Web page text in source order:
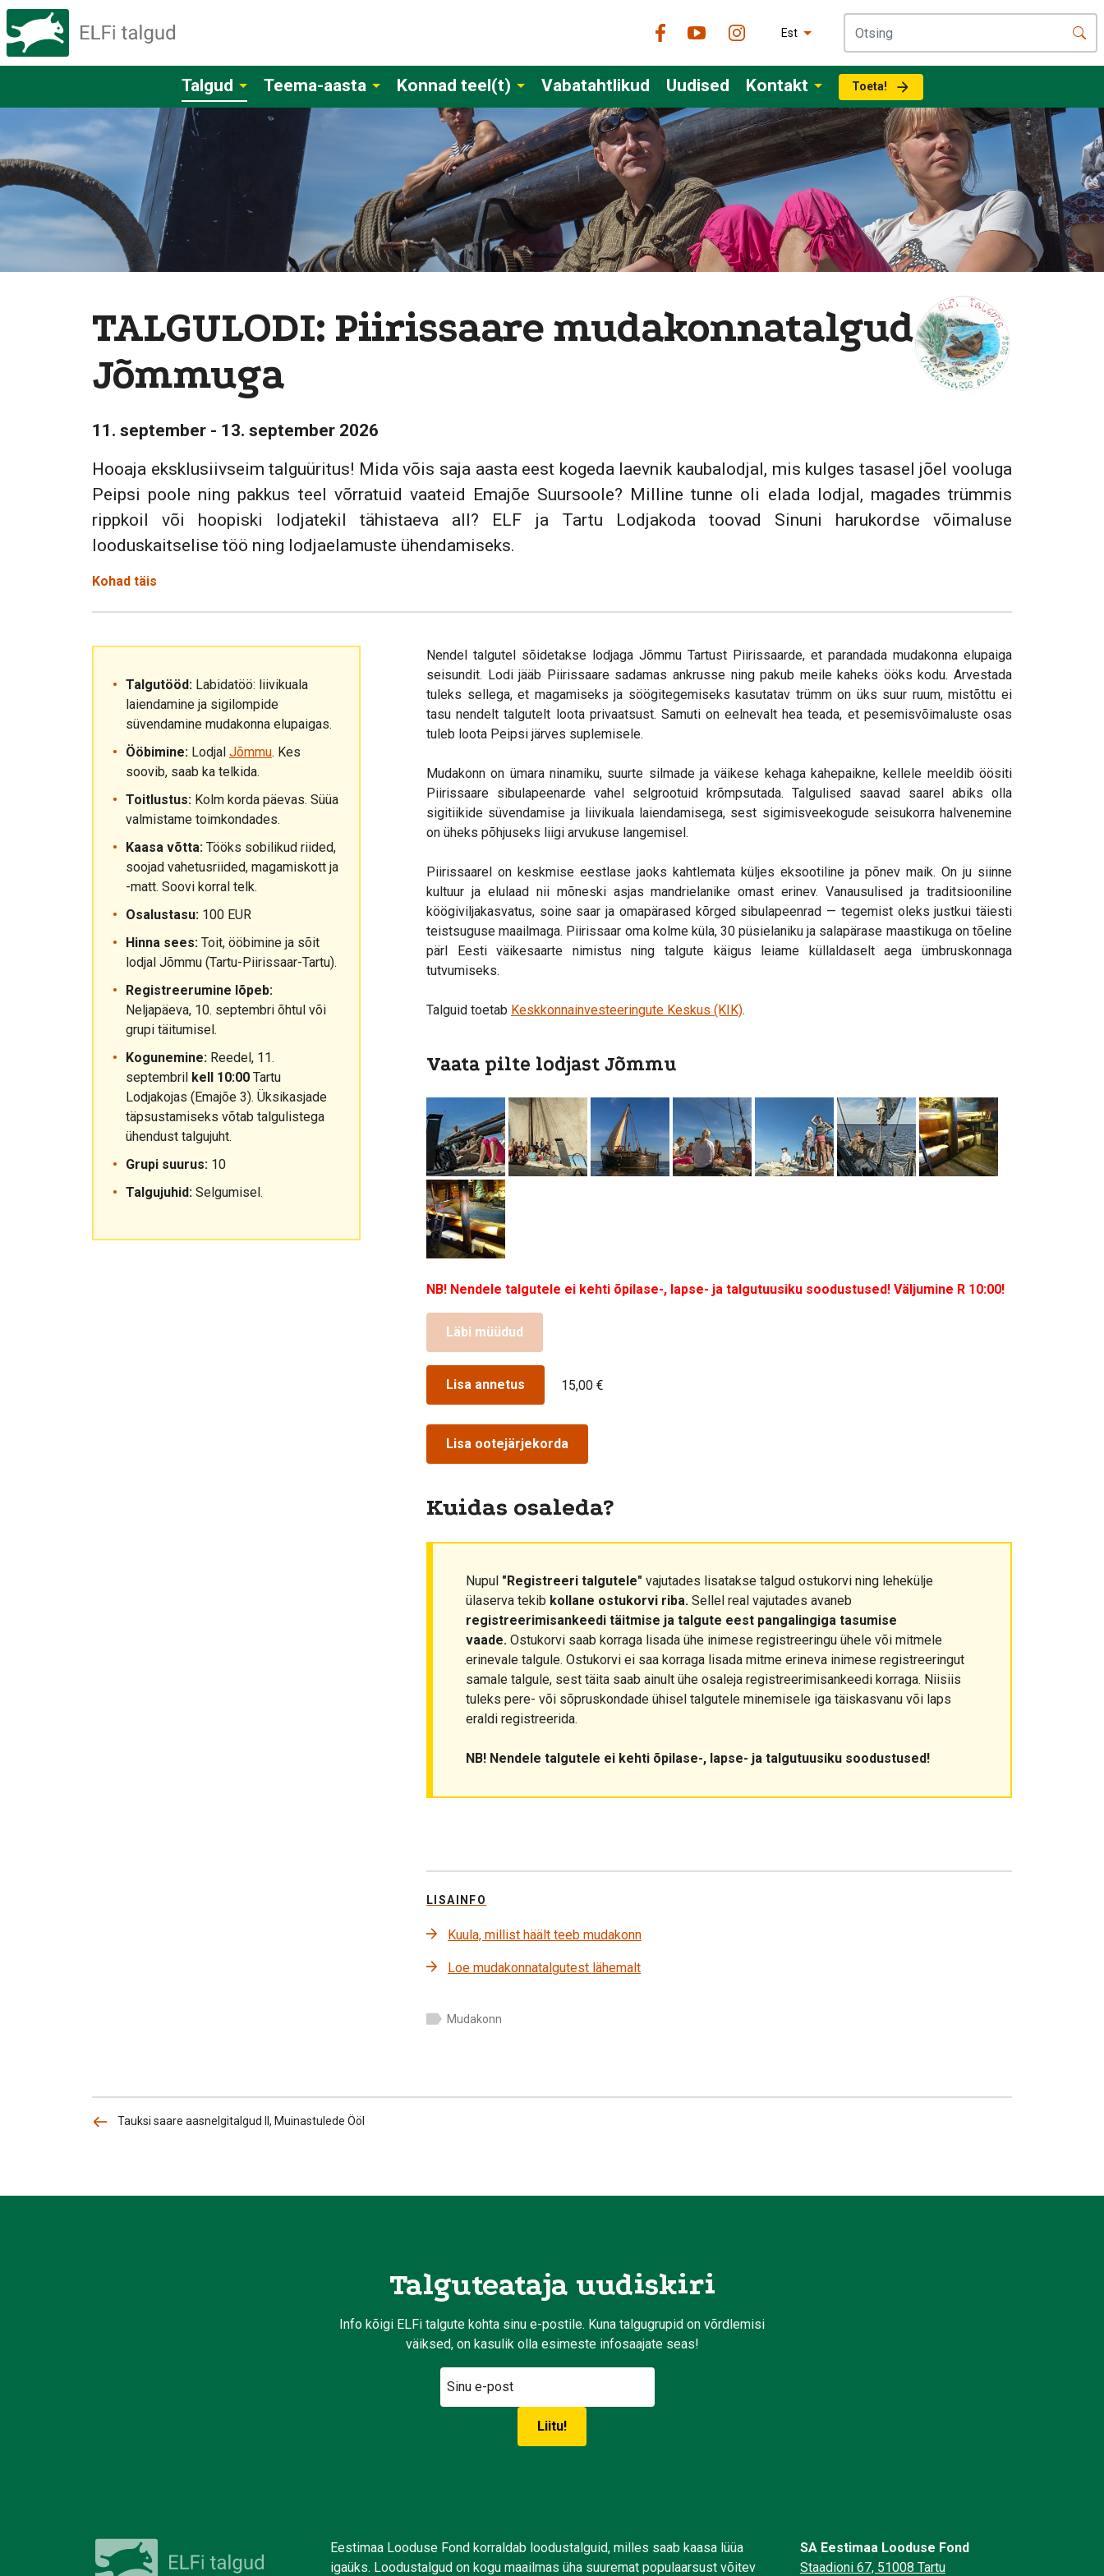
Est
Talgud Teema-aasta Konnad teel(t) Vabatahtlikud Uudised Kontakt Toeta!
TALGULODI: Piirissaare mudakonnatalgud
Jõmmuga
11. september - 13. september 2026
Hooaja eksklusiivseim talguüritus! Mida võis saja aasta eest kogeda laevnik kaubalodjal, mis kulges tasasel jõel vooluga
Peipsi poole ning pakkus teel võrratuid vaateid Emajõe Suursoole? Milline tunne oli elada lodjal, magades trümmis
rippkoil või hoopiski lodjatekil tähistaeva all? ELF ja Tartu Lodjakoda toovad Sinuni harukordse võimaluse
looduskaitselise töö ning lodjaelamuste ühendamiseks.
Kohad täis
Talgutööd: Labidatöö: liivikuala
laiendamine ja sigilompide
süvendamine mudakonna elupaigas.
Ööbimine: Lodjal Jõmmu. Kes
soovib, saab ka telkida.
Toitlustus: Kolm korda päevas. Süüa
valmistame toimkondades.
Kaasa võtta: Tööks sobilikud riided,
soojad vahetusriided, magamiskott ja
-matt. Soovi korral telk.
Osalustasu: 100 EUR
Hinna sees: Toit, ööbimine ja sõit
lodjal Jõmmu (Tartu-Piirissaar-Tartu).
Registreerumine lõpeb:
Neljapäeva, 10. septembri õhtul või
grupi täitumisel.
Kogunemine: Reedel, 11.
septembril kell 10:00 Tartu
Lodjakojas (Emajõe 3). Üksikasjade
täpsustamiseks võtab talgulistega
ühendust talgujuht.
Grupi suurus: 10
Talgujuhid: Selgumisel.
Nendel talgutel sõidetakse lodjaga Jõmmu Tartust Piirissaarde, et parandada mudakonna elupaiga
seisundit. Lodi jääb Piirissaare sadamas ankrusse ning pakub meile kaheks ööks kodu. Arvestada
tuleks sellega, et magamiseks ja söögitegemiseks kasutatav trümm on üks suur ruum, mistõttu ei
tasu nendelt talgutelt loota privaatsust. Samuti on eelnevalt hea teada, et pesemisvõimaluste osas
tuleb loota Peipsi järves suplemisele.
Mudakonn on ümara ninamiku, suurte silmade ja väikese kehaga kahepaikne, kellele meeldib öösiti
Piirissaare sibulapeenarde vahel selgrootuid krõmpsutada. Talgulised saavad saarel abiks olla
sigitiikide süvendamise ja liivikuala laiendamisega, sest sigimisveekogude seisukorra halvenemine
on üheks põhjuseks liigi arvukuse langemisel.
Piirissaarel on keskmise eestlase jaoks kahtlemata küljes eksootiline ja põnev maik. On ju siinne
kultuur ja elulaad nii mõneski asjas mandrielanike omast erinev. Vanausulised ja traditsiooniline
köögiviljakasvatus, soine saar ja omapärased kõrged sibulapeenrad — tegemist oleks justkui täiesti
teistsuguse maailmaga. Piirissaar oma kolme küla, 30 püsielaniku ja salapärase maastikuga on tõeline
pärl Eesti väikesaarte nimistus ning talgute käigus leiame küllaldaselt aega ümbruskonnaga
tutvumiseks.
Talguid toetab Keskkonnainvesteeringute Keskus (KIK).
Vaata pilte lodjast Jõmmu
NB! Nendele talgutele ei kehti õpilase-, lapse- ja talgutuusiku soodustused! Väljumine R 10:00!
Läbi müüdud
Lisa annetus 15,00 €
Lisa ootejärjekorda
Kuidas osaleda?
Nupul "Registreeri talgutele" vajutades lisatakse talgud ostukorvi ning lehekülje
ülaserva tekib kollane ostukorvi riba. Sellel real vajutades avaneb
registreerimisankeedi täitmise ja talgute eest pangalingiga tasumise
vaade. Ostukorvi saab korraga lisada ühe inimese registreeringu ühele või mitmele
erinevale talgule. Ostukorvi ei saa korraga lisada mitme erineva inimese registreeringut
samale talgule, sest täita saab ainult ühe osaleja registreerimisankeedi korraga. Niisiis
tuleks pere- või sõpruskondade ühisel talgutele minemisele iga täiskasvanu või laps
eraldi registreerida.
NB! Nendele talgutele ei kehti õpilase-, lapse- ja talgutuusiku soodustused!
LISAINFO
Kuula, millist häält teeb mudakonn
Loe mudakonnatalgutest lähemalt
Mudakonn
Tauksi saare aasnelgitalgud II, Muinastulede Ööl
Talguteataja uudiskiri
Info kõigi ELFi talgute kohta sinu e-postile. Kuna talgugrupid on võrdlemisi
väiksed, on kasulik olla esimeste infosaajate seas!
Eestimaa Looduse Fond korraldab loodustalguid, milles saab kaasa lüüa
igaüks. Loodustalgud on kogu maailmas üha suuremat populaarsust võitev
SA Eestimaa Looduse Fond
Staadioni 67, 51008 Tartu